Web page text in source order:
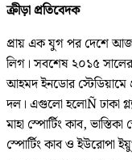
ক্রীড়া প্রতিবেদক
প্রায় এক যুগ পর দেশে আজ
লিগ। সবশেষ ২০১৫ সালের
আহমদ ইনডোর স্টেডিয়ামে
দল। এগুলো হলোÑ ঢাকা
মাহা স্পোর্টিং কাব,
স্পোর্টিং কাব ও ইউরোপা